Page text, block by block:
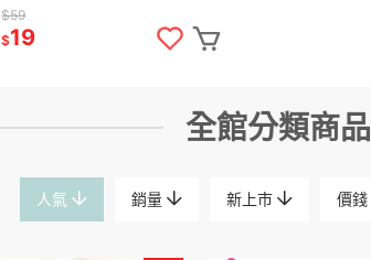
柔濕巾 清潔濕紙巾 溼紙巾 清潔
$59
$19
全館分類商品
人氣 銷量 新上市 價錢